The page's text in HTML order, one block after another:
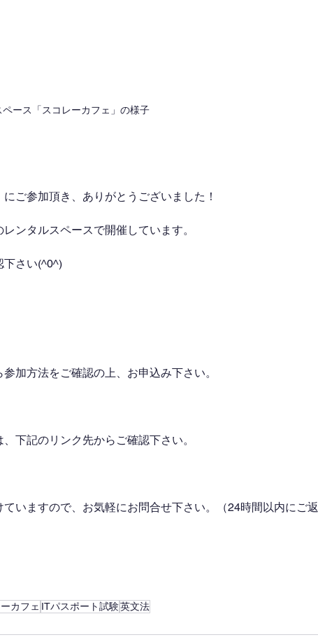
ペース「スコレーカフェ」の様子
ご参加頂き、ありがとうございました！
ンタルスペースで開催しています。
下さい(^0^)
加方法をご確認の上、お申込み下さい。
下記のリンク先からご確認下さい。
いますので、お気軽にお問合せ下さい。（24時間以内にご返
カフェ ITパスポート試験英文法